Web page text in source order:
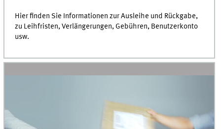
Hier finden Sie Informationen zur Ausleihe und Rückgabe,
zu Leihfristen, Verlängerungen, Gebühren, Benutzerkonto
usw.